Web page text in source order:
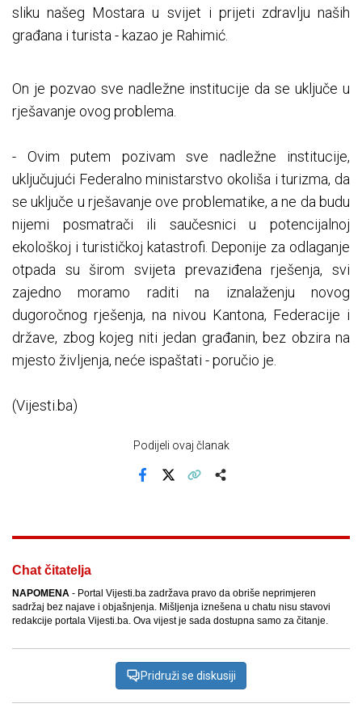
sliku našeg Mostara u svijet i prijeti zdravlju naših
građana i turista - kazao je Rahimić.
On je pozvao sve nadležne institucije da se uključe u
rješavanje ovog problema.
- Ovim putem pozivam sve nadležne institucije,
uključujući Federalno ministarstvo okoliša i turizma, da
se uključe u rješavanje ove problematike, a ne da budu
nijemi posmatrači ili saučesnici u potencijalnoj
ekološkoj i turističkoj katastrofi. Deponije za odlaganje
otpada su širom svijeta prevaziđena rješenja, svi
zajedno moramo raditi na iznalaženju novog
dugoročnog rješenja, na nivou Kantona, Federacije i
države, zbog kojeg niti jedan građanin, bez obzira na
mjesto življenja, neće ispaštati - poručio je.
(Vijesti.ba)
Podijeli ovaj članak
Chat čitatelja
NAPOMENA - Portal Vijesti.ba zadržava pravo da obriše neprimjeren
sadržaj bez najave i objašnjenja. Mišljenja iznešena u chatu nisu stavovi
redakcije portala Vijesti.ba. Ova vijest je sada dostupna samo za čitanje.
Pridruži se diskusiji